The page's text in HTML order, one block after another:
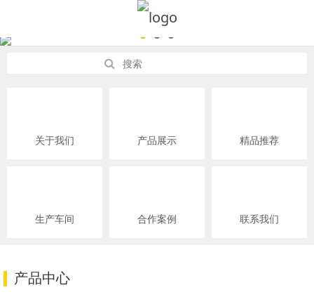
关于我们 产品展示 精品推荐
生产车间 合作案例 联系我们
产品中心